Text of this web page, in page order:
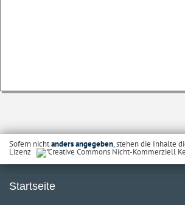
Sofern nichtanders angegeben, stehen die Inhalte
Lizenz
Startseite